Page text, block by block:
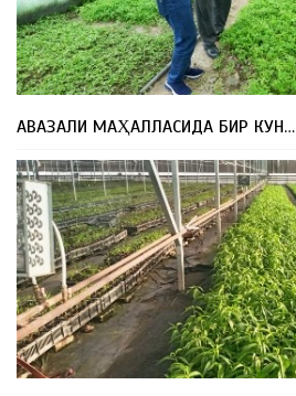
АВАЗАЛИ МАҲАЛЛАСИДА БИР КУН…